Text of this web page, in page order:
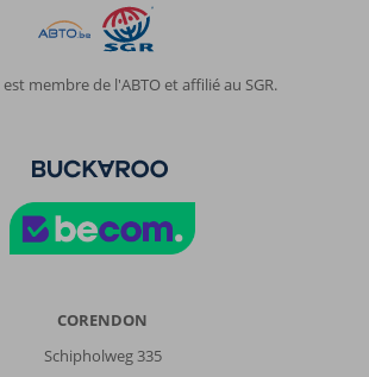
membre de l'ABTO et affilié au SGR.
CORENDON
Schipholweg 335